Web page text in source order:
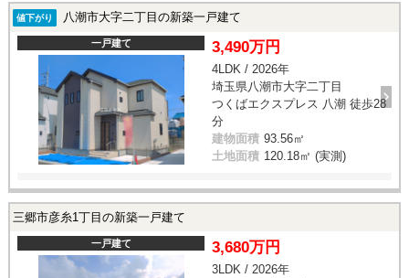
値下がり 八潮市大字二丁目の新築一戸建て
一戸建て 3,490万円
4LDK / 2026年
埼玉県八潮市大字二丁目
つくばエクスプレス 八潮 徒歩28
分
建物面積 93.56㎡
土地面積 120.18㎡ (実測)
三郷市彦糸1丁目の新築一戸建て
一戸建て 3,680万円
3LDK / 2026年